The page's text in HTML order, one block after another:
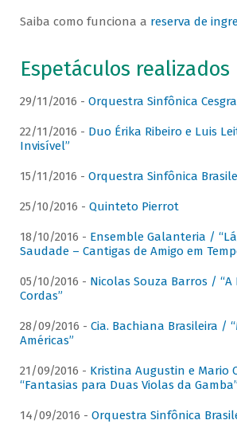
Saiba como funciona a reserva de
Espetáculos realizados
29/11/2016 - Orquestra Sinfônica
22/11/2016 - Duo Érika Ribeiro e Luis
Invisível”
15/11/2016 - Orquestra Sinfônica
25/10/2016 - Quinteto Pierrot
18/10/2016 - Ensemble Galanteria /
Saudade – Cantigas de Amigo em
05/10/2016 - Nicolas Souza Barros / “A
Cordas”
28/09/2016 - Cia. Bachiana Brasileira /
Américas”
21/09/2016 - Kristina Augustin e Mario
“Fantasias para Duas Violas da Gamba”
14/09/2016 - Orquestra Sinfônica